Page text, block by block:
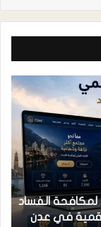
لمكافحة الفساد